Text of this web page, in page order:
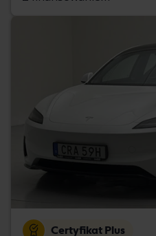
Certyfikat Plus